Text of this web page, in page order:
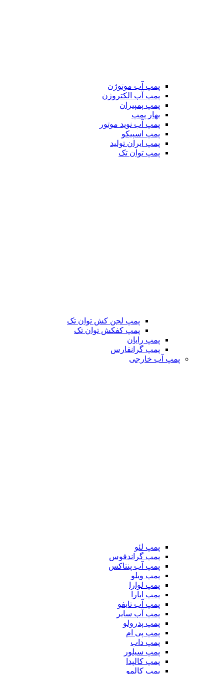
پمپ آب موتوژن
پمپ آب الکتروژن
پمپ پمپیران
بهار پمپ
پمپ آب نوید موتور
پمپ اسپیکو
پمپ ایران تولید
پمپ توان تک
پمپ لجن کش توان تک
پمپ کفکش توان تک
پمپ رایان
پمپ گرانفارس
پمپ آب خارجی
پمپ لئو
پمپ گراندفوس
پمپ آب پنتاکس
پمپ ویلو
پمپ لوارا
پمپ ابارا
پمپ آب تایفو
پمپ آب سایر
پمپ پدرولو
پمپ پی ام
پمپ داب
پمپ سیلور
پمپ کالپدا
پمپ کالمو